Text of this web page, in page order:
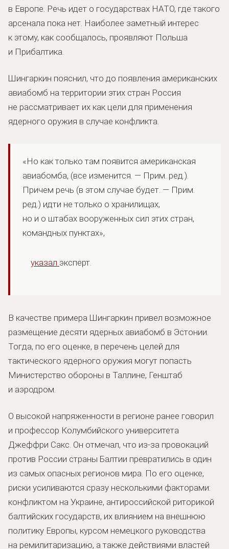
в Европе. Речь идет о государствах НАТО, где такого
арсенала пока нет. Наиболее заметный интерес
к этому, как сообщалось, проявляют Польша
и Прибалтика.
Шингаркин пояснил, что до появления американских
авиабомб на территории этих стран Россия
не рассматривает их как цели для применения
ядерного оружия в случае конфликта.
«Но как только там появится американская
авиабомба, (все изменится. — Прим. ред.).
Причем речь (в этом случае будет. — Прим.
ред.) идти не только о хранилищах,
но и о штабах вооруженных сил этих стран,
командных пунктах»,
указал эксперт.
В качестве примера Шингаркин привел возможное
размещение десяти ядерных авиабомб в Эстонии.
Тогда, по его оценке, в перечень целей для
тактического ядерного оружия могут попасть
Министерство обороны в Таллине, Генштаб
и аэродром.
О высокой напряженности в регионе ранее говорил
и профессор Колумбийского университета
Джеффри Сакс. Он отмечал, что из-за провокаций
против России страны Балтии превратились в один
из самых опасных регионов мира. По его оценке,
риски усиливаются сразу несколькими факторами:
конфликтом на Украине, антироссийской риторикой
балтийских государств, их влиянием на внешнюю
политику Европы, курсом немецкого руководства
на ремилитаризацию, а также действиями властей